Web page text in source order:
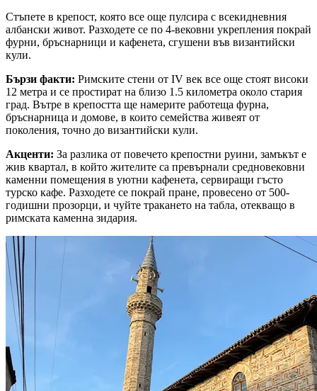
Стъпете в крепост, която все още пулсира с всекидневния
албански живот. Разходете се по 4-вековни укрепления покрай
фурни, бръснарници и кафенета, сгушени във византийски
кули.
Бързи факти: Римските стени от IV век все още стоят високи
12 метра и се простират на близо 1.5 километра около стария
град. Вътре в крепостта ще намерите работеща фурна,
бръснарница и домове, в които семейства живеят от
поколения, точно до византийски кули.
Акценти: За разлика от повечето крепостни руини, замъкът е
жив квартал, в който жителите са превърнали средновековни
каменни помещения в уютни кафенета, сервиращи гъсто
турско кафе. Разходете се покрай пране, провесено от 500-
годишни прозорци, и чуйте тракането на табла, отекващо в
римската каменна зидария.